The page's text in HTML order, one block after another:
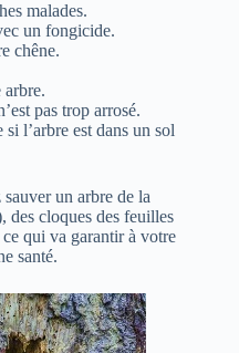
malades.
un fongicide.
chêne.
arbre.
pas trop arrosé.
si l’arbre est dans un sol
un arbre de la
des cloques des feuilles
qui va garantir à votre
santé.